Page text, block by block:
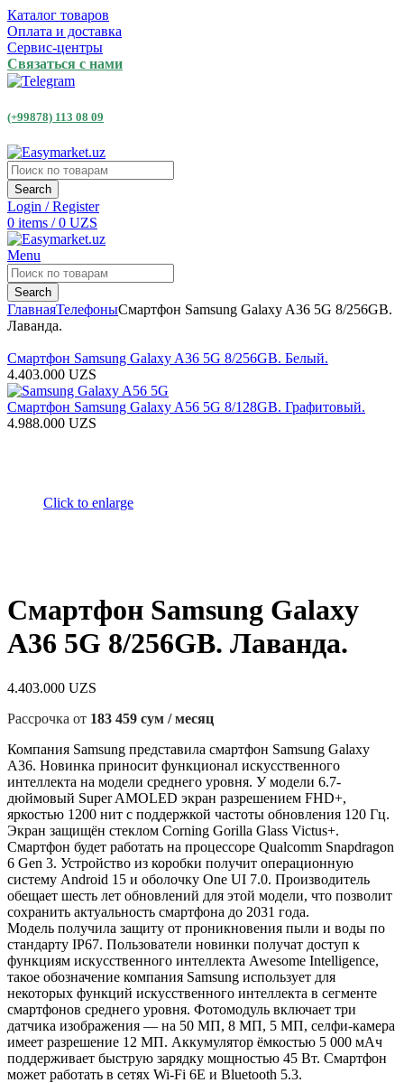
Каталог товаров
Оплата и доставка
Сервис-центры
Связаться с нами
(+99878) 113 08 09
Search
Login / Register
0 items / 0 UZS
Menu
Search
ГлавнаяТелефоныСмартфон Samsung Galaxy A36 5G 8/256GB.
Лаванда.
Смартфон Samsung Galaxy A36 5G 8/256GB. Белый.
4.403.000 UZS
Смартфон Samsung Galaxy A56 5G 8/128GB. Графитовый.
4.988.000 UZS
Click to enlarge
Смартфон Samsung Galaxy
A36 5G 8/256GB. Лаванда.
4.403.000 UZS
Рассрочка от 183 459 сум / месяц
Компания Samsung представила смартфон Samsung Galaxy
A36. Новинка приносит функционал искусственного
интеллекта на модели среднего уровня. У модели 6.7-
дюймовый Super AMOLED экран разрешением FHD+,
яркостью 1200 нит с поддержкой частоты обновления 120 Гц.
Экран защищён стеклом Corning Gorilla Glass Victus+.
Смартфон будет работать на процессоре Qualcomm Snapdragon
6 Gen 3. Устройство из коробки получит операционную
систему Android 15 и оболочку One UI 7.0. Производитель
обещает шесть лет обновлений для этой модели, что позволит
сохранить актуальность смартфона до 2031 года.
Модель получила защиту от проникновения пыли и воды по
стандарту IP67. Пользователи новинки получат доступ к
функциям искусственного интеллекта Awesome Intelligence,
такое обозначение компания Samsung использует для
некоторых функций искусственного интеллекта в сегменте
смартфонов среднего уровня. Фотомодуль включает три
датчика изображения — на 50 МП, 8 МП, 5 МП, селфи-камера
имеет разрешение 12 МП. Аккумулятор ёмкостью 5 000 мАч
поддерживает быструю зарядку мощностью 45 Вт. Смартфон
может работать в сетях Wi-Fi 6E и Bluetooth 5.3.